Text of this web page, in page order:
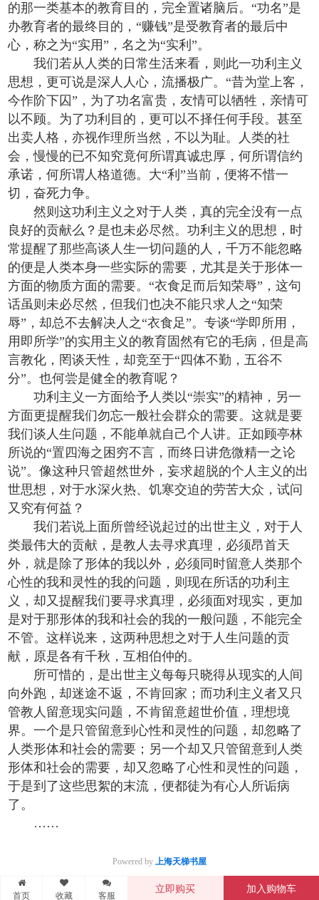
首页 收藏 客服
立即购买 加入购物车
的那一类基本的教育目的，完全置诸脑后。“功名”是
办教育者的最终目的，“赚钱”是受教育者的最后中
心，称之为“实用”，名之为“实利”。
我们若从人类的日常生活来看，则此一功利主义
思想，更可说是深人人心，流播极广。“昔为堂上客，
今作阶下囚”，为了功名富贵，友情可以牺牲，亲情可
以不顾。为了功利目的，更可以不择任何手段。甚至
出卖人格，亦视作理所当然，不以为耻。人类的社
会，慢慢的已不知究竟何所谓真诚忠厚，何所谓信约
承诺，何所谓人格道德。大“利”当前，便将不惜一
切，奋死力争。
然则这功利主义之对于人类，真的完全没有一点
良好的贡献么？是也未必尽然。功利主义的思想，时
常提醒了那些高谈人生一切问题的人，千万不能忽略
的便是人类本身一些实际的需要，尤其是关于形体一
方面的物质方面的需要。“衣食足而后知荣辱”，这句
话虽则未必尽然，但我们也决不能只求人之“知荣
辱”，却总不去解决人之“衣食足”。专谈“学即所用，
用即所学”的实用主义的教育固然有它的毛病，但是高
言教化，罔谈天性，却竞至于“四体不勤，五谷不
分”。也何尝是健全的教育呢？
功利主义一方面给予人类以“崇实”的精神，另一
方面更提醒我们勿忘一般社会群众的需要。这就是要
我们谈人生问题，不能单就自己个人讲。正如顾亭林
所说的“置四海之困穷不言，而终日讲危微精一之论
说”。像这种只管超然世外，妄求超脱的个人主义的出
世思想，对于水深火热、饥寒交迫的劳苦大众，试问
又究有何益？
我们若说上面所曾经说起过的出世主义，对于人
类最伟大的贡献，是教人去寻求真理，必须昂首天
外，就是除了形体的我以外，必须同时留意人类那个
心性的我和灵性的我的问题，则现在所话的功利主
义，却又提醒我们要寻求真理，必须面对现实，更加
是对于那形体的我和社会的我的一般问题，不能完全
不管。这样说来，这两种思想之对于人生问题的贡
献，原是各有千秋，互相伯仲的。
所可惜的，是出世主义每每只晓得从现实的人间
向外跑，却迷途不返，不肯回家；而功利主义者又只
管教人留意现实问题，不肯留意超世价值，理想境
界。一个是只管留意到心性和灵性的问题，却忽略了
人类形体和社会的需要；另一个却又只管留意到人类
形体和社会的需要，却又忽略了心性和灵性的问题，
于是到了这些思絮的末流，便都徒为有心人所诟病
了。
……
Powered by 上海天梯书屋